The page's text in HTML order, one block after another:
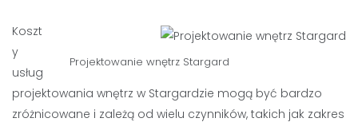
Projektowanie wnętrz Stargard
Koszt
y
usług
projektowania wnętrz w Stargardzie mogą być bardzo
zróżnicowane i zależą od wielu czynników, takich jak zakres